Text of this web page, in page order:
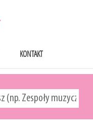
KONTAKT